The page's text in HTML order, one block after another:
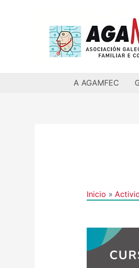
A AGAMFEC
Inicio